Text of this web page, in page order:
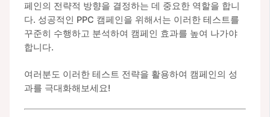
페인의 전략적 방향을 결정하는 데 중요한 역할을 합니
다. 성공적인 PPC 캠페인을 위해서는 이러한 테스트를
꾸준히 수행하고 분석하여 캠페인 효과를 높여 나가야
합니다.
여러분도 이러한 테스트 전략을 활용하여 캠페인의 성
과를 극대화해보세요!